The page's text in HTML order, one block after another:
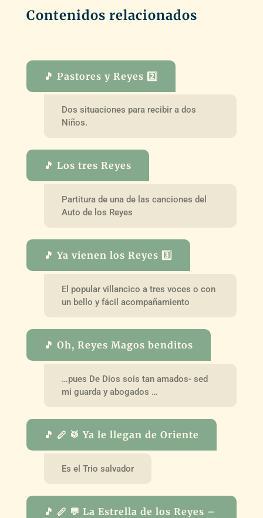
Contenidos relacionados
🎵 Pastores y Reyes 2️⃣
Dos situaciones para recibir a dos
Niños.
🎵 Los tres Reyes
Partitura de una de las canciones del
Auto de los Reyes
🎵 Ya vienen los Reyes 3️⃣
El popular villancico a tres voces o con
un bello y fácil acompañamiento
🎵 Oh, Reyes Magos benditos
…pues De Dios sois tan amados- sed
mi guarda y abogados …
🎵 🪈 🥁 Ya le llegan de Oriente
Es el Trio salvador
🎵 🪈 💬 La Estrella de los Reyes –